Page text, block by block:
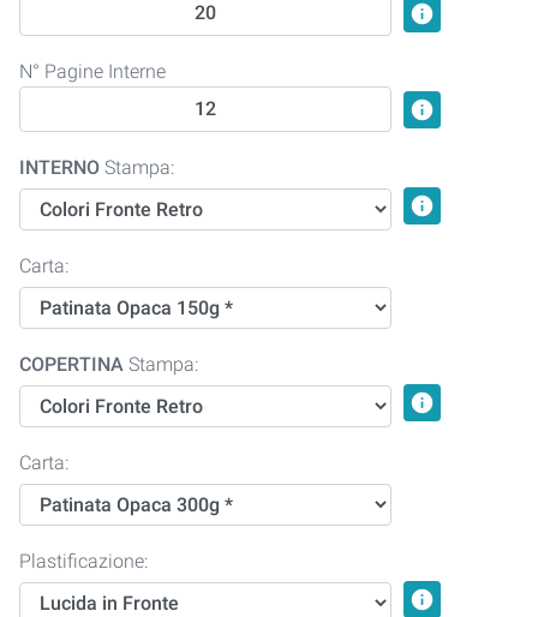
info
N° Pagine Interne
info
INTERNO Stampa:
info
Carta:
COPERTINA Stampa:
info
Carta:
Plastificazione:
info